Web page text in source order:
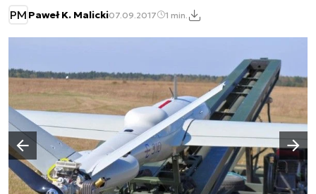
PM Paweł K. Malicki07.09.2017 1 min.
Poprzedni slajd
Następny slajd